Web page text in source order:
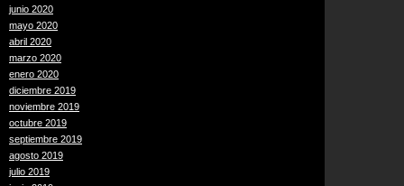
junio 2020
mayo 2020
abril 2020
marzo 2020
enero 2020
diciembre 2019
noviembre 2019
octubre 2019
septiembre 2019
agosto 2019
julio 2019